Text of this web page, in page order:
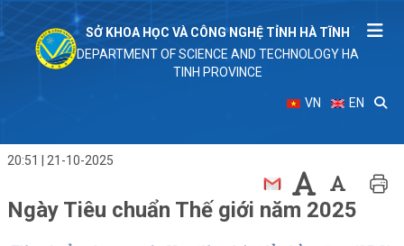
SỞ KHOA HỌC VÀ CÔNG NGHỆ TỈNH HÀ TĨNH
DEPARTMENT OF SCIENCE AND TECHNOLOGY HA
TINH PROVINCE
VN EN
20:51 | 21-10-2025
Ngày Tiêu chuẩn Thế giới năm 2025